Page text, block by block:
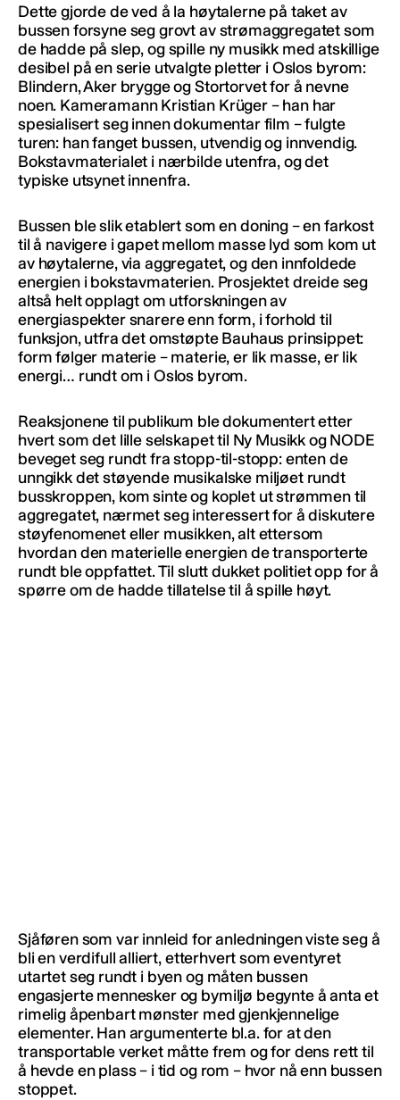
Dette gjorde de ved å la høytalerne på taket av
bussen forsyne seg grovt av strømaggregatet som
de hadde på slep, og spille ny musikk med atskillige
desibel på en serie utvalgte pletter i Oslos byrom:
Blindern, Aker brygge og Stortorvet for å nevne
noen. Kameramann Kristian Krüger – han har
spesialisert seg innen dokumentar film – fulgte
turen: han fanget bussen, utvendig og innvendig.
Bokstavmaterialet i nærbilde utenfra, og det
typiske utsynet innenfra.
Bussen ble slik etablert som en doning – en farkost
til å navigere i gapet mellom masse lyd som kom ut
av høytalerne, via aggregatet, og den innfoldede
energien i bokstavmaterien. Prosjektet dreide seg
altså helt opplagt om utforskningen av
energiaspekter snarere enn form, i forhold til
funksjon, utfra det omstøpte Bauhaus prinsippet:
form følger materie – materie, er lik masse, er lik
energi… rundt om i Oslos byrom.
Reaksjonene til publikum ble dokumentert etter
hvert som det lille selskapet til Ny Musikk og NODE
beveget seg rundt fra stopp-til-stopp: enten de
unngikk det støyende musikalske miljøet rundt
busskroppen, kom sinte og koplet ut strømmen til
aggregatet, nærmet seg interessert for å diskutere
støyfenomenet eller musikken, alt ettersom
hvordan den materielle energien de transporterte
rundt ble oppfattet. Til slutt dukket politiet opp for å
spørre om de hadde tillatelse til å spille høyt.
Sjåføren som var innleid for anledningen viste seg å
bli en verdifull alliert, etterhvert som eventyret
utartet seg rundt i byen og måten bussen
engasjerte mennesker og bymiljø begynte å anta et
rimelig åpenbart mønster med gjenkjennelige
elementer. Han argumenterte bl.a. for at den
transportable verket måtte frem og for dens rett til
å hevde en plass – i tid og rom – hvor nå enn bussen
stoppet.